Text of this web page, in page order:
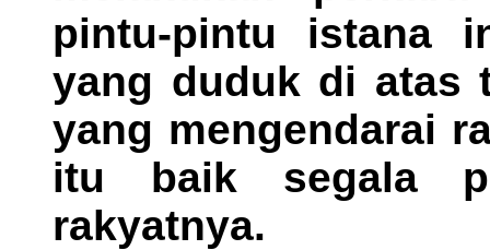
pintu-pintu istana
yang duduk di atas
yang mengendarai
itu baik segala
rakyatnya.